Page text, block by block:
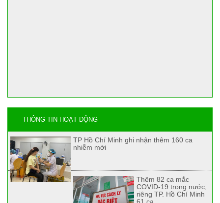
THÔNG TIN HOẠT ĐỘNG
TP Hồ Chí Minh ghi nhận thêm 160 ca
nhiễm mới
Thêm 82 ca mắc
COVID-19 trong nước,
riêng TP. Hồ Chí Minh
61 ca